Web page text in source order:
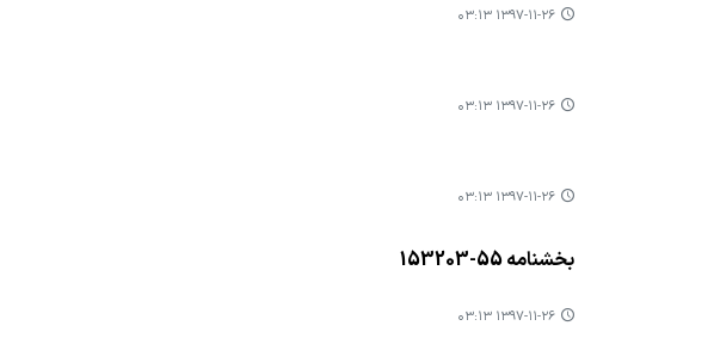
۱۳۹۷-۱۱-۲۶ ۰۳:۱۳
۱۳۹۷-۱۱-۲۶ ۰۳:۱۳
۱۳۹۷-۱۱-۲۶ ۰۳:۱۳
بخشنامه 55-153203
۱۳۹۷-۱۱-۲۶ ۰۳:۱۳